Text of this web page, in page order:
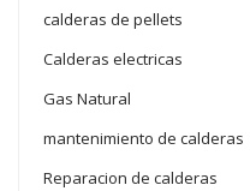
calderas de pellets
Calderas electricas
Gas Natural
mantenimiento de calderas
Reparacion de calderas